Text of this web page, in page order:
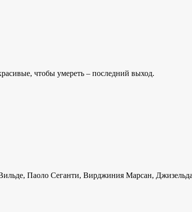
чтобы умереть – последний выход.
Паоло Сеганти, Вирджиния Марсан,